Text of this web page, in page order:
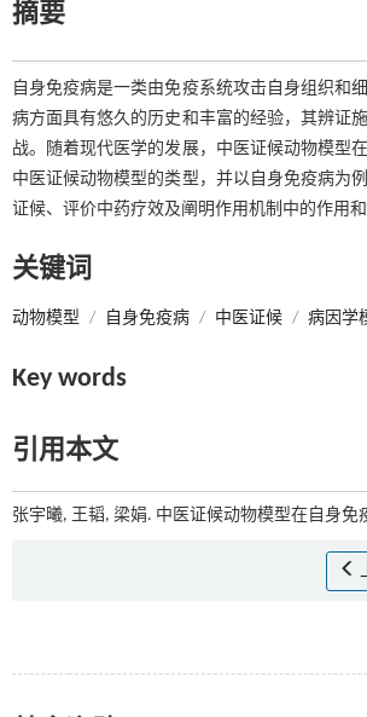
摘要
自身免疫病是一类由免疫系统攻击自身组织和
病方面具有悠久的历史和丰富的经验，其辨证
战。随着现代医学的发展，中医证候动物模型
中医证候动物模型的类型，并以自身免疫病为
证候、评价中药疗效及阐明作用机制中的作用和
关键词
动物模型 / 自身免疫病 / 中医证候 / 病因学
Key words
引用本文
张宇曦, 王韬, 梁娟. 中医证候动物模型在自身免